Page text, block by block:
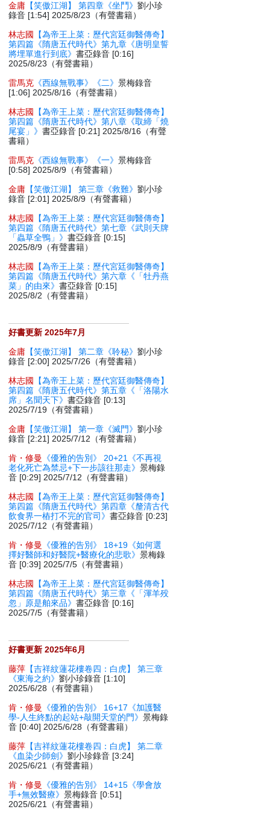
金庸 【笑傲江湖】 第四章《坐鬥》劉小珍
錄音 [1:54] 2025/8/23（有聲書籍）
林志國
【為帝王上菜：歷代宮廷御醫傳奇】
第四篇《隋唐五代時代》第九章《唐明皇誓
將埋單進行到底》書亞錄音 [0:16]
2025/8/23（有聲書籍）
雷馬克 《西線無戰事》《二》景梅錄音
[1:06] 2025/8/16（有聲書籍）
林志國
【為帝王上菜：歷代宮廷御醫傳奇】
第四篇《隋唐五代時代》第八章《取締「燒
尾宴」》書亞錄音 [0:21] 2025/8/16（有聲
書籍）
雷馬克 《西線無戰事》《一》景梅錄音
[0:58] 2025/8/9（有聲書籍）
金庸 【笑傲江湖】 第三章《救難》劉小珍
錄音 [2:01] 2025/8/9（有聲書籍）
林志國
【為帝王上菜：歷代宮廷御醫傳奇】
第四篇《隋唐五代時代》第七章《武則天牌
「蟲草全鴨」》書亞錄音 [0:15]
2025/8/9（有聲書籍）
林志國
【為帝王上菜：歷代宮廷御醫傳奇】
第四篇《隋唐五代時代》第六章《「牡丹燕
菜」的由來》書亞錄音 [0:15]
2025/8/2（有聲書籍）
好書更新 2025年7月
金庸 【笑傲江湖】 第二章《聆秘》劉小珍
錄音 [2:00] 2025/7/26（有聲書籍）
林志國
【為帝王上菜：歷代宮廷御醫傳奇】
第四篇《隋唐五代時代》第五章《「洛陽水
席」名聞天下》書亞錄音 [0:13]
2025/7/19（有聲書籍）
金庸 【笑傲江湖】 第一章《滅門》劉小珍
錄音 [2:21] 2025/7/12（有聲書籍）
肯・修曼
《優雅的告別》 20+21《不再視
老化死亡為禁忌+下一步該往那走》景梅錄
音 [0:29] 2025/7/12（有聲書籍）
林志國
【為帝王上菜：歷代宮廷御醫傳奇】
第四篇《隋唐五代時代》第四章《釐清古代
飲食界一樁打不完的官司》書亞錄音 [0:23]
2025/7/12（有聲書籍）
肯・修曼
《優雅的告別》 18+19《如何選
擇好醫師和好醫院+醫療化的悲歌》景梅錄
音 [0:39] 2025/7/5（有聲書籍）
林志國
【為帝王上菜：歷代宮廷御醫傳奇】
第四篇《隋唐五代時代》第三章《「渾羊殁
忽」原是舶來品》書亞錄音 [0:16]
2025/7/5（有聲書籍）
好書更新 2025年6月
藤萍 【吉祥紋蓮花樓卷四：白虎】 第三章
《東海之約》劉小珍錄音 [1:10]
2025/6/28（有聲書籍）
肯・修曼
《優雅的告別》 16+17《加護醫
學-人生終點的起站+敲開天堂的門》景梅錄
音 [0:40] 2025/6/28（有聲書籍）
藤萍 【吉祥紋蓮花樓卷四：白虎】 第二章
《血染少師劍》劉小珍錄音 [3:24]
2025/6/21（有聲書籍）
肯・修曼
《優雅的告別》 14+15《學會放
手+無效醫療》景梅錄音 [0:51]
2025/6/21（有聲書籍）